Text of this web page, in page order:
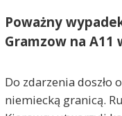
Poważny
Gramzow na A11
Do zdarzenia doszło
niemiecką granicą.